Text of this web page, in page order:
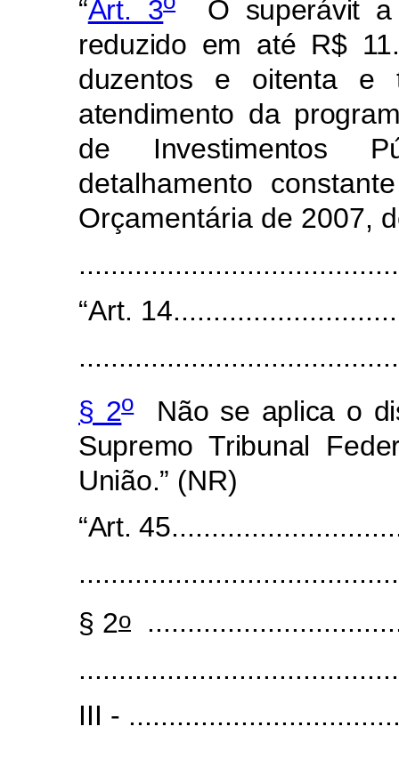
“Art. 3 O superávit a
reduzido em até R$
duzentos e oitenta e
atendimento da
de Investimentos
detalhamento
Orçamentária de 2007,
“Art.
§ 2oNão se aplica o
Supremo Tribunal
União.” (NR)
“Art. 45.
§ 2o
III -